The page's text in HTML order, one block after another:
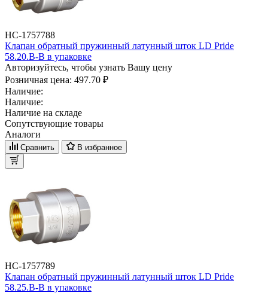
НС-1757788
Клапан обратный пружинный латунный шток LD Pride
58.20.В-В в упаковке
Авторизуйтесь, чтобы узнать Вашу цену
Розничная цена: 497.70 ₽
Наличие:
Наличие:
Наличие на складе
Сопутствующие товары
Аналоги
Сравнить В избранное
НС-1757789
Клапан обратный пружинный латунный шток LD Pride
58.25.В-В в упаковке